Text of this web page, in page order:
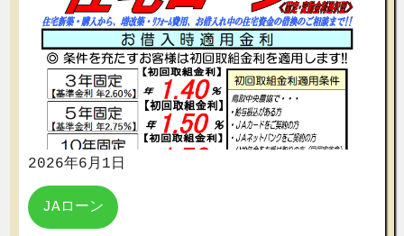
2026年6月1日
JAローン